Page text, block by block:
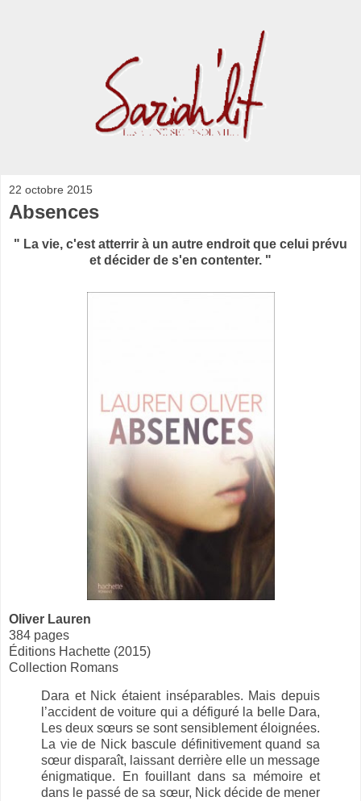
22 octobre 2015
Absences
" La vie, c'est atterrir à un autre endroit que celui prévu
et décider de s'en contenter. "
Oliver Lauren
384 pages
Éditions Hachette (2015)
Collection Romans
Dara et Nick étaient inséparables. Mais depuis
l’accident de voiture qui a défiguré la belle Dara,
Les deux sœurs se sont sensiblement éloignées.
La vie de Nick bascule définitivement quand sa
sœur disparaît, laissant derrière elle un message
énigmatique. En fouillant dans sa mémoire et
dans le passé de sa sœur, Nick décide de mener